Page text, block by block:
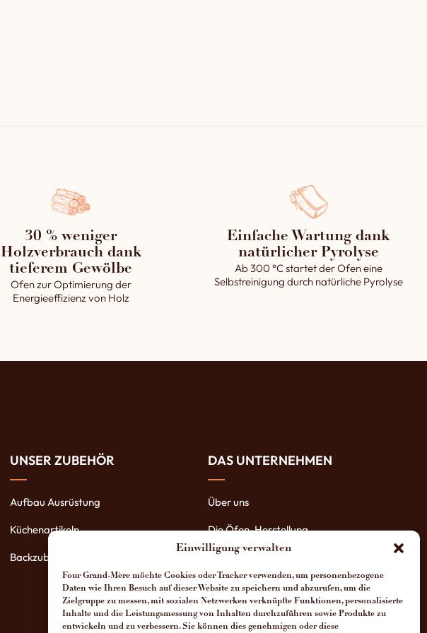
Einwilligung verwalten
Four Grand-Mère möchte Cookies oder Tracker verwenden, um personenbezogene
Daten wie Ihren Besuch auf dieser Website zu speichern und abzurufen, um die
Zielgruppe zu messen, mit sozialen Netzwerken verknüpfte Funktionen, personalisierte
Inhalte und die Leistungsmessung von Inhalten durchzuführen sowie Produkte zu
entwickeln und zu verbessern. Sie können dies genehmigen oder diese
30 % weniger
Holzverbrauch dank
tieferem Gewölbe
Ofen zur Optimierung der
Energieeffizienz von Holz
Einfache Wartung dank
natürlicher Pyrolyse
Ab 300 °C startet der Ofen eine
Selbstreinigung durch natürliche Pyrolyse
UNSER ZUBEHÖR
Aufbau Ausrüstung
Küchenartikeln
Backzubehöre
DAS UNTERNEHMEN
Über uns
Die Öfen-Herstellung
Die Vorteile unserer Öfen
Man spricht über uns
Kontakt Four Grand-Mère